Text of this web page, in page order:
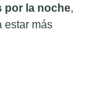
por la noche,
estar más